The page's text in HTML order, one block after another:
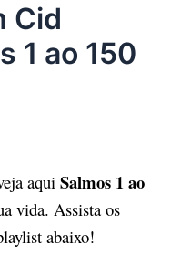
Cid
1 ao 150
aquiSalmos 1 ao
vida. Assista os
abaixo!